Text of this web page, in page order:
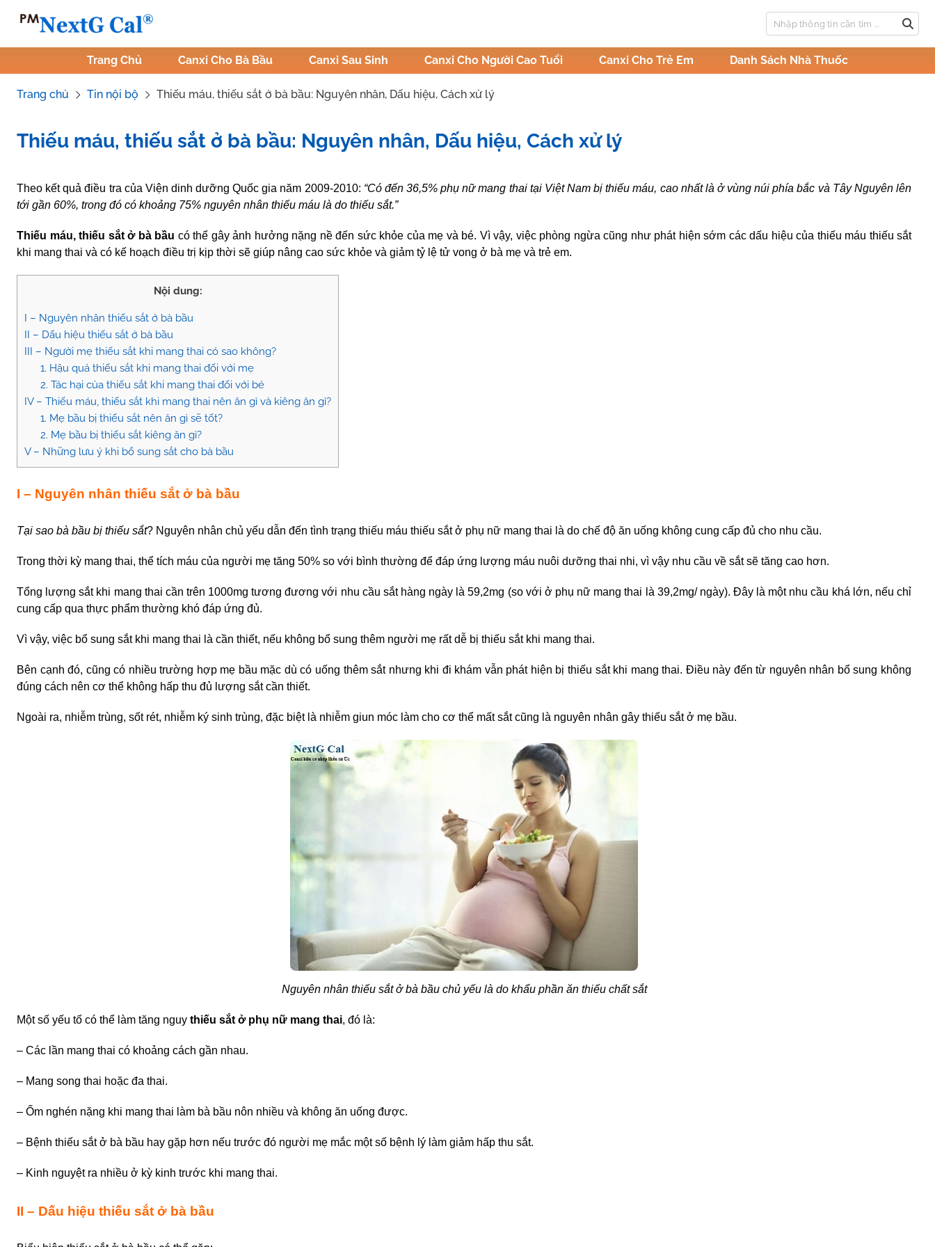
Trang Chủ
Canxi Cho Bà Bầu Canxi Sau Sinh Canxi Cho Người Cao Tuổi Canxi Cho Trẻ Em Danh Sách Nhà Thuốc
Trang chủ Tin nội bộ Thiếu máu, thiếu sắt ở bà bầu: Nguyên nhân, Dấu hiệu, Cách xử lý
Thiếu máu, thiếu sắt ở bà bầu: Nguyên nhân, Dấu hiệu, Cách xử lý
Tác Giả: Nguyễn Thị Hiền .Tham vấn y khoa: Dược sĩ Vũ Thị Hậu
Theo kết quả điều tra của Viện dinh dưỡng Quốc gia năm 2009-2010: “Có đến 36,5% phụ nữ mang thai tại Việt Nam bị thiếu máu, cao nhất là ở vùng núi phía bắc và Tây Nguyên lên
tới gần 60%, trong đó có khoảng 75% nguyên nhân thiếu máu là do thiếu sắt.”
Thiếu máu, thiếu sắt ở bà bầu có thể gây ảnh hưởng nặng nề đến sức khỏe của mẹ và bé. Vì vậy, việc phòng ngừa cũng như phát hiện sớm các dấu hiệu của thiếu máu thiếu sắt
khi mang thai và có kế hoạch điều trị kịp thời sẽ giúp nâng cao sức khỏe và giảm tỷ lệ tử vong ở bà mẹ và trẻ em.
Nội dung:
I – Nguyên nhân thiếu sắt ở bà bầu
II – Dấu hiệu thiếu sắt ở bà bầu
III – Người mẹ thiếu sắt khi mang thai có sao không?
1. Hậu quả thiếu sắt khi mang thai đối với mẹ
2. Tác hại của thiếu sắt khi mang thai đối với bé
IV – Thiếu máu, thiếu sắt khi mang thai nên ăn gì và kiêng ăn gì?
1. Mẹ bầu bị thiếu sắt nên ăn gì sẽ tốt?
2. Mẹ bầu bị thiếu sắt kiêng ăn gì?
V – Những lưu ý khi bổ sung sắt cho bà bầu
I – Nguyên nhân thiếu sắt ở bà bầu
Tại sao bà bầu bị thiếu sắt? Nguyên nhân chủ yếu dẫn đến tình trạng thiếu máu thiếu sắt ở phụ nữ mang thai là do chế độ ăn uống không cung cấp đủ cho nhu cầu.
Trong thời kỳ mang thai, thể tích máu của người mẹ tăng 50% so với bình thường để đáp ứng lượng máu nuôi dưỡng thai nhi, vì vậy nhu cầu về sắt sẽ tăng cao hơn.
Tổng lượng sắt khi mang thai cần trên 1000mg tương đương với nhu cầu sắt hàng ngày là 59,2mg (so với ở phụ nữ mang thai là 39,2mg/ ngày). Đây là một nhu cầu khá lớn, nếu chỉ
cung cấp qua thực phẩm thường khó đáp ứng đủ.
Vì vậy, việc bổ sung sắt khi mang thai là cần thiết, nếu không bổ sung thêm người mẹ rất dễ bị thiếu sắt khi mang thai.
Bên cạnh đó, cũng có nhiều trường hợp mẹ bầu mặc dù có uống thêm sắt nhưng khi đi khám vẫn phát hiện bị thiếu sắt khi mang thai. Điều này đến từ nguyên nhân bổ sung không
đúng cách nên cơ thể không hấp thu đủ lượng sắt cần thiết.
Ngoài ra, nhiễm trùng, sốt rét, nhiễm ký sinh trùng, đặc biệt là nhiễm giun móc làm cho cơ thể mất sắt cũng là nguyên nhân gây thiếu sắt ở mẹ bầu.
Nguyên nhân thiếu sắt ở bà bầu chủ yếu là do khẩu phần ăn thiếu chất sắt
Một số yếu tố có thể làm tăng nguy thiếu sắt ở phụ nữ mang thai, đó là:
– Các lần mang thai có khoảng cách gần nhau.
– Mang song thai hoặc đa thai.
– Ốm nghén nặng khi mang thai làm bà bầu nôn nhiều và không ăn uống được.
– Bệnh thiếu sắt ở bà bầu hay gặp hơn nếu trước đó người mẹ mắc một số bệnh lý làm giảm hấp thu sắt.
– Kinh nguyệt ra nhiều ở kỳ kinh trước khi mang thai.
II – Dấu hiệu thiếu sắt ở bà bầu